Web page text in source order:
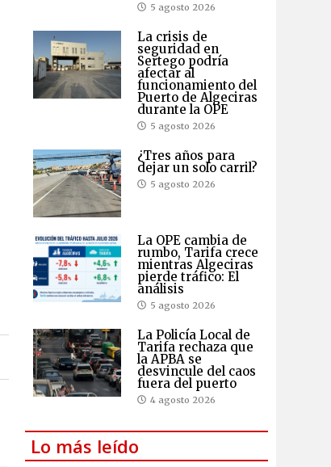
5 agosto 2026
La crisis de
seguridad en
Sertego podría
afectar al
funcionamiento del
Puerto de Algeciras
durante la OPE
5 agosto 2026
¿Tres años para
dejar un solo carril?
5 agosto 2026
La OPE cambia de
rumbo, Tarifa crece
mientras Algeciras
pierde tráfico: El
análisis
5 agosto 2026
La Policía Local de
Tarifa rechaza que
la APBA se
desvincule del caos
fuera del puerto
4 agosto 2026
Lo más leído